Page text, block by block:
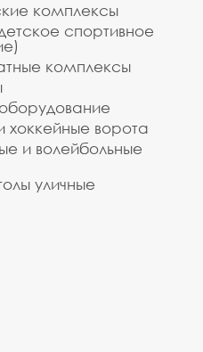
комплексы
спортивное
комплексы
хоккейные ворота
и волейбольные
уличные